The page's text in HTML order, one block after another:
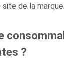
site de la
?